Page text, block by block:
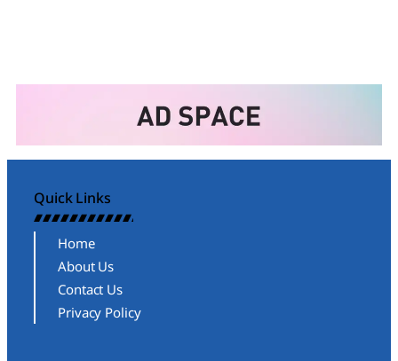
Quick Links
Home
About Us
Contact Us
Privacy Policy